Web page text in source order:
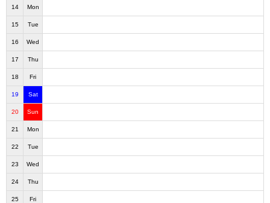
14 Mon
15 Tue
16 Wed
17 Thu
18 Fri
19 Sat
20 Sun
21 Mon
22 Tue
23 Wed
24 Thu
25 Fri